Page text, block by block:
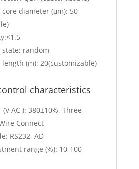
diameter (μm): 50
random
(m): 20(customizable)
characteristics
AC ): 380±10%, Three
Connect
RS232, AD
range (%): 10-100